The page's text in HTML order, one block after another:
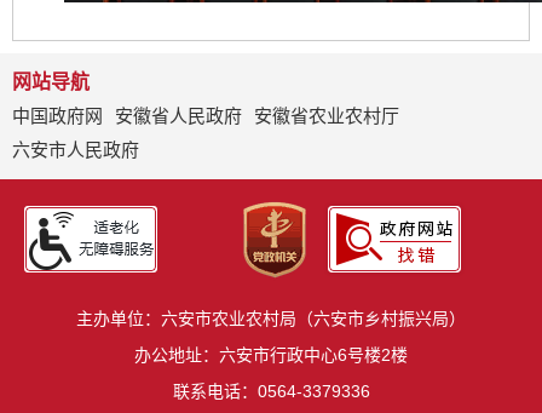
网站导航
中国政府网
安徽省人民政府
安徽省农业农村厅
六安市人民政府
主办单位：六安市农业农村局（六安市乡村振兴局）
办公地址：六安市行政中心6号楼2楼
联系电话：0564-3379336